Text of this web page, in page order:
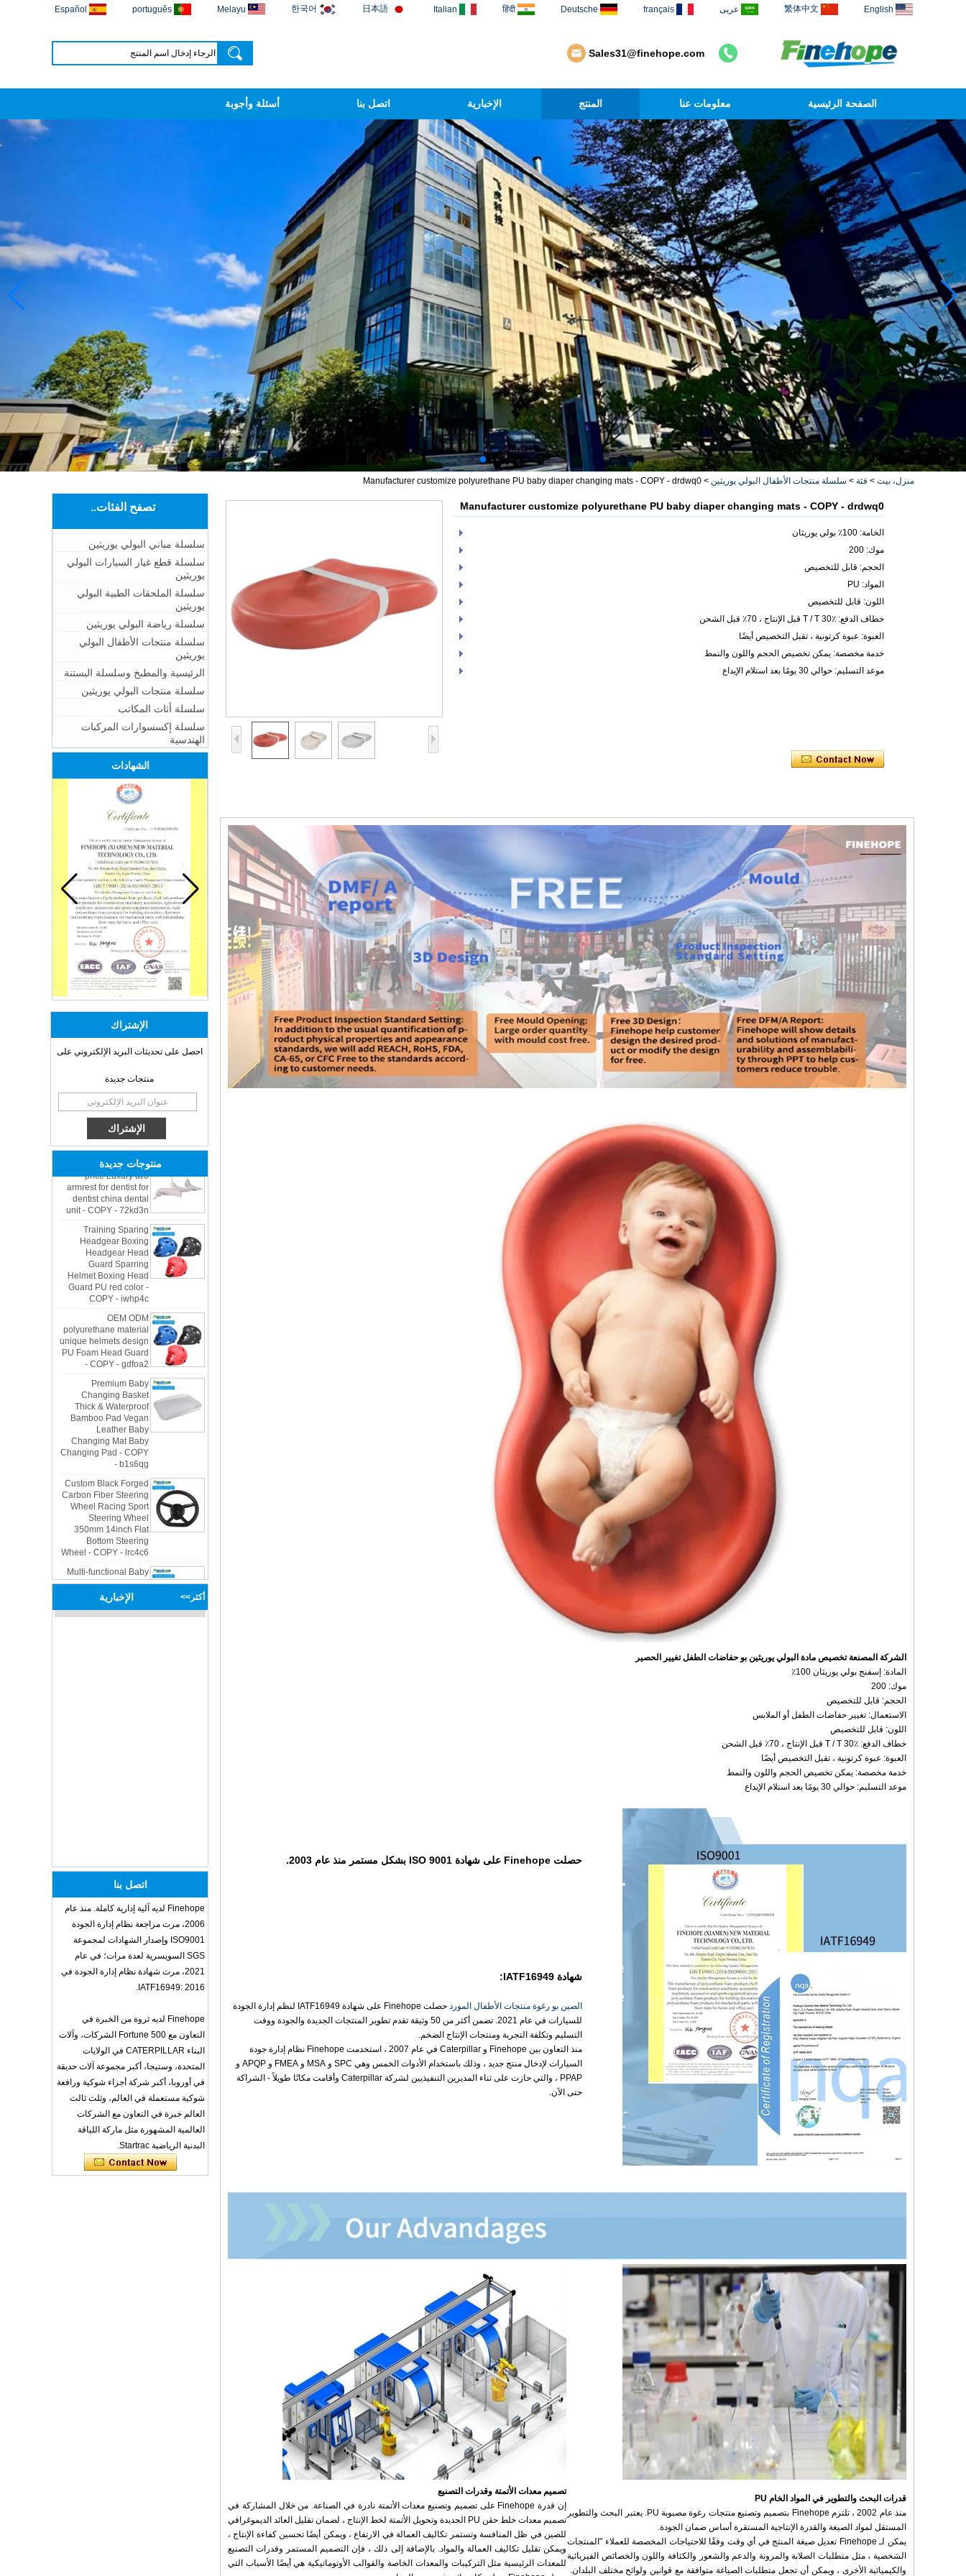
English
繁体中文 عربى français
Deutsche
हिंदी
Italian
日本語
한국어
Melayu
português
Español
Sales31@finehope.com
الصفحة الرئيسية معلومات عنا المنتج الإخبارية اتصل بنا أسئلة وأجوبة
منزل، بيت > فئة > سلسلة منتجات الأطفال البولي يوريثين >
Manufacturer customize polyurethane PU baby diaper changing mats - COPY - drdwq0
تصفح الفئات..
سلسلة مباني البولي يوريثين
سلسلة قطع غيار السيارات البولي
يوريثين
سلسلة الملحقات الطبية البولي
يوريثين
سلسلة رياضة البولي يوريثين
سلسلة منتجات الأطفال البولي
يوريثين
الرئيسية والمطبخ وسلسلة البستنة
سلسلة منتجات البولي يوريثين
سلسلة أثاث المكاتب
سلسلة إكسسوارات المركبات
الهندسية
الشهادات
الإشتراك
احصل على تحديثات البريد الإلكتروني على
منتجات جديدة
منتوجات جديدة
OEM ODM
polyurethane material
unique helmets 2025
design PU Foam Head
Guard - COPY - sbtssd
High quality factory
price Luxury two
armrest for dentist for
dentist china dental
unit - COPY - 72kd3n
Training Sparing
Headgear Head
Guard Sparring
Helmet Boxing Head
Guard PU red color -
COPY - iwhp4c
OEM ODM
polyurethane material
unique helmets design
PU Foam Head Guard
- COPY - gdfoa2
Premium Baby
Changing Basket
Thick & Waterproof
Bamboo Pad Vegan
Leather Baby
Changing Mat Baby
Changing Pad - COPY
- b1s6qg
Custom Black Forged
Carbon Fiber Steering
Wheel Racing Sport
Steering Wheel
350mm 14inch Flat
Bottom Steering
Wheel - COPY - lrc4c6
Multi-functional Baby
Portable The Baby
Floor Seat - COPY -
teg2uo
Hot sale Custom Baby
Headgear Head
Guard Sparring
Helmet Boxing Head
Guard PU red color -
COPY - iwhp4c
OEM ODM
polyurethane material
unique helmets design
PU Foam Head Guard
- COPY - gdfoa2
Thick & Waterproof
Bamboo Pad Vegan
Changing Mat Baby
Changing Pad - COPY
- b1s6qg
Custom Black Forged
Carbon Fiber Steering
Wheel Racing Sport
Steering Wheel
350mm 14inch Flat
Bottom Steering
Wheel - COPY - lrc4c6
الإخبارية أكثر>>
اتصل بنا
Finehope لديه آلية إدارية كاملة. منذ عام
2006، مرت مراجعة نظام إدارة الجودة
ISO9001 وإصدار الشهادات لمجموعة
SGS السويسرية لعدة مرات؛ في عام
2021، مرت شهادة نظام إدارة الجودة في
IATF16949: 2016.
Finehope لديه ثروة من الخبرة في
التعاون مع Fortune 500 الشركات، وآلات
البناء CATERPILLAR في الولايات
المتحدة، وستيجا، أكبر مجموعة آلات حديقة
في أوروبا، أكبر شركة أجزاء شوكية ورافعة
شوكية مستعملة في العالم، وثلث ثالث
العالم خبرة في التعاون مع الشركات
العالمية المشهورة مثل ماركة اللياقة
البدنية الرياضية Startrac.
Manufacturer customize polyurethane PU baby diaper changing mats - COPY - drdwq0
الخامة: 100٪ بولي يوريثان
موك: 200
الحجم: قابل للتخصيص
المواد: PU
اللون: قابل للتخصيص
خطاف الدفع: T / T 30٪ قبل الإنتاج ، 70٪ قبل الشحن
العبوة: عبوة كرتونية ، تقبل التخصيص أيضًا
خدمة مخصصة: يمكن تخصيص الحجم واللون والنمط
موعد التسليم: حوالي 30 يومًا بعد استلام الإيداع
الشركة المصنعة تخصيص مادة البولي يوريثين بو حفاضات الطفل تغيير الحصير
المادة: إسفنج بولي يوريثان 100٪
موك: 200
الحجم: قابل للتخصيص
الاستعمال: تغيير حفاضات الطفل أو الملابس
اللون: قابل للتخصيص
خطاف الدفع: T / T 30٪ قبل الإنتاج ، 70٪ قبل الشحن
العبوة: عبوة كرتونية ، تقبل التخصيص أيضًا
خدمة مخصصة: يمكن تخصيص الحجم واللون والنمط
موعد التسليم: حوالي 30 يومًا بعد استلام الإيداع
حصلت Finehope على شهادة ISO 9001 بشكل مستمر منذ عام 2003.
شهادة IATF16949:
الصين بو رغوة منتجات الأطفال المورد
حصلت Finehope على شهادة IATF16949 لنظم إدارة الجودة
للسيارات في عام 2021. تضمن أكثر من 50 وثيقة تقدم تطوير المنتجات الجديدة والجودة ووقت
التسليم وتكلفة التجربة ومنتجات الإنتاج الضخم.
منذ التعاون بين Finehope و Caterpillar في عام 2007 ، استخدمت Finehope نظام إدارة جودة
السيارات لإدخال منتج جديد ، وذلك باستخدام الأدوات الخمس وهي SPC و MSA و FMEA و APQP و
PPAP ، والتي حازت على ثناء المديرين التنفيذيين لشركة Caterpillar وأقامت مكانًا طويلاً - الشراكة
حتى الآن.
قدرات البحث والتطوير في المواد الخام PU
منذ عام 2002 ، تلتزم Finehope بتصميم وتصنيع منتجات رغوة مصبوبة PU. يعتبر البحث والتطوير
المستقل لمواد الصيغة والقدرة الإنتاجية المستقرة أساس ضمان الجودة.
يمكن لـ Finehope تعديل صيغة المنتج في أي وقت وفقًا للاحتياجات المخصصة للعملاء "المنتجات
الشخصية ، مثل متطلبات الصلابة والمرونة والدعم والشعور والكثافة واللون والخصائص الفيزيائية
والكيميائية الأخرى ، ويمكن أن تجعل متطلبات الصياغة متوافقة مع قوانين ولوائح مختلف البلدان. ​​
تصميم معدات الأتمتة وقدرات التصنيع
إن قدرة Finehope على تصميم وتصنيع معدات الأتمتة نادرة في الصناعة. من خلال المشاركة في
تصميم معدات خلط حقن PU الجديدة وتحويل الأتمتة لخط الإنتاج ، لضمان تقليل العائد الديموغرافي
للصين في ظل المنافسة وتستمر تكاليف العمالة في الارتفاع ، ويمكن أيضًا تحسين كفاءة الإنتاج ،
ويمكن تقليل تكاليف العمالة والمواد. بالإضافة إلى ذلك ، فإن التصميم المستمر وقدرات التصنيع
للمعدات الرئيسية مثل التركيبات والمعدات الخاصة والقوالب الأوتوماتيكية هي أيضًا الأسباب التي